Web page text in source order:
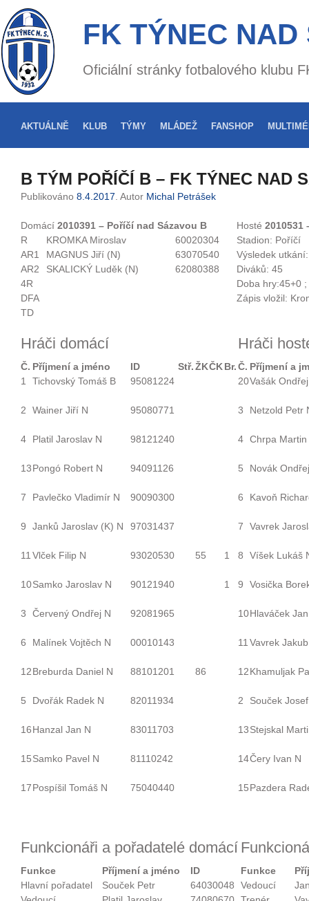
FK TÝNEC NAD
Oficiální stránky fotbalového klubu
AKTUÁLNĚ KLUB TÝMY MLÁDEŽ FANSHOP
B TÝM POŘÍČÍ B – FK TÝNEC NAD
Publikováno 8.4.2017 . Autor Michal Petrášek
Domácí 2010391 – Poříčí nad Sázavou B Hosté 2010531
R
KROMKA Miroslav 60020304 Stadion: Poříčí
AR1
MAGNUS Jiří (N) 63070540 Výsledek utkání:
AR2
SKALICKÝ Luděk (N) 62080388 Diváků: 45
4R
Doba hry:45+0
DFA
Zápis vložil:
TD
Hráči domácí
Č. Příjmení a jméno ID Stř.ŽKČKBr.
1
Tichovský Tomáš B 95081224
2 Wainer Jiří N 95080771
4 Platil Jaroslav N 98121240
13Pongó Robert N 94091126
7 Pavlečko Vladimír N 90090300
9 Janků Jaroslav (K) N 97031437
11 Vlček Filip N 93020530 55 1
10Samko Jaroslav N 90121940 1
3 Červený Ondřej N 92081965
6 Malínek Vojtěch N 00010143
12Breburda Daniel N 88101201 86
5 Dvořák Radek N 82011934
16Hanzal Jan N 83011703
15Samko Pavel N 81110242
17Pospíšil Tomáš N 75040440
Hráči
Č. Příjmení a
20Vašák
3 Netzold Petr
4 Chrpa Martin
5 Novák
6 Kavoň
7 Vavrek
8 Víšek Lukáš
9 Vosička
10Hlaváček
11 Vavrek
12Khamuljak
2 Souček
13Stejskal
14Čery Ivan N
15Pazdera
Funkcionáři a pořadatelé domácí
Funkce Příjmení a jméno
ID
Hlavní pořadatel
Souček Petr
64030048
Funkce
Vedoucí